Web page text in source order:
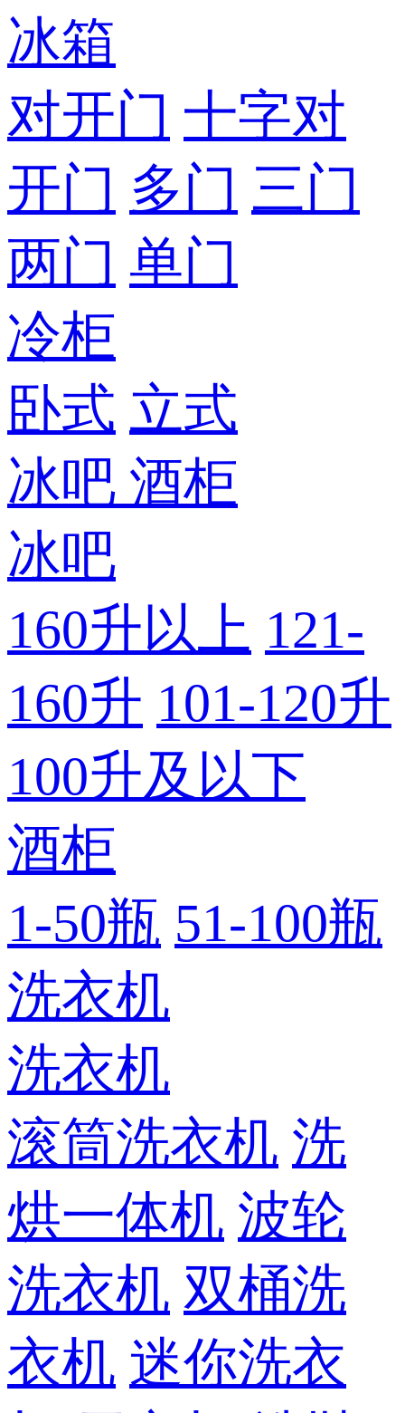
冰箱
对开门 十字对
开门 多门 三门
两门 单门
冷柜
卧式 立式
冰吧 酒柜
冰吧
160升以上 121-
160升 101-120升
100升及以下
酒柜
1-50瓶 51-100瓶
洗衣机
洗衣机
滚筒洗衣机 洗
烘一体机 波轮
洗衣机 双桶洗
衣机 迷你洗衣